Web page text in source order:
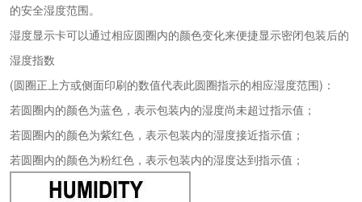
的安全湿度范围。
湿度显示卡可以通过相应圆圈内的颜色变化来便捷显示密闭包装后的
湿度指数
(圆圈正上方或侧面印刷的数值代表此圆圈指示的相应湿度范围)：
若圆圈内的颜色为蓝色，表示包装内的湿度尚未超过指示值；
若圆圈内的颜色为紫红色，表示包装内的湿度接近指示值；
若圆圈内的颜色为粉红色，表示包装内的湿度达到指示值；